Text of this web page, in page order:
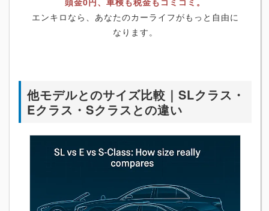
エンキロなら、あなたのカーライフがもっと自由に
なります。
他モデルとのサイズ比較｜SLクラス・
Eクラス・Sクラスとの違い